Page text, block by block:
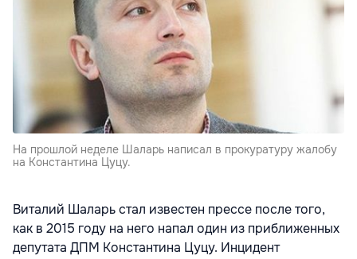
На прошлой неделе Шаларь написал в прокуратуру жалобу
на Константина Цуцу.
Виталий Шаларь стал известен прессе после того,
как в 2015 году на него напал один из приближенных
депутата ДПМ Константина Цуцу. Инцидент